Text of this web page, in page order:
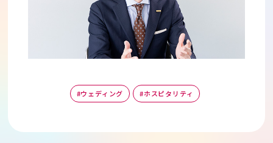
#ウェディング #ホスピタリティ